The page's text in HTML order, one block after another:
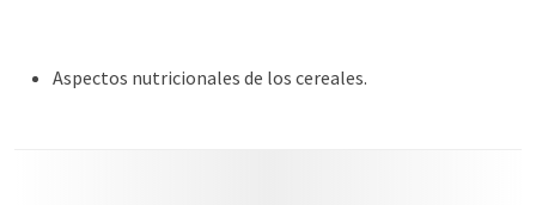
Aspectos nutricionales de los cereales.